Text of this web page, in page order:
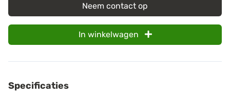
Neem contact op
In winkelwagen
Specificaties